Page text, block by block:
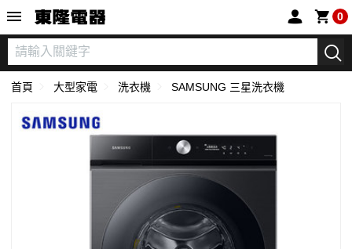
0
首頁 大型家電 洗衣機 SAMSUNG 三星洗衣機